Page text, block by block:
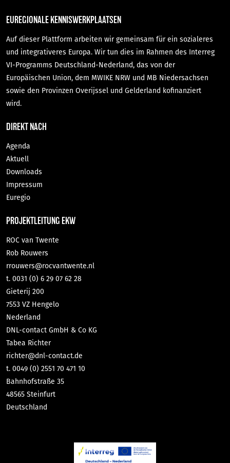
EUREGIONALE KENNISWERKPLAATSEN
Auf dieser Plattform arbeiten wir gemeinsam für ein sozialeres
und integrativeres Europa. Wir tun dies im Rahmen des Interreg
VI-Programms Deutschland-Nederland, das von der
Europäischen Union, dem MWIKE NRW und MB Niedersachsen
sowie den Provinzen Overijssel und Gelderland kofinanziert
wird.
DIREKT NACH
Agenda
Aktuell
Downloads
Impressum
Euregio
PROJEKTLEITUNG EKW
ROC van Twente
Rob Rouwers
rrouwers@rocvantwente.nl
t. 0031 (0) 6 29 07 62 28
Gieterij 200
7553 VZ Hengelo
Nederland
DNL-contact GmbH & Co KG
Tabea Richter
richter@dnl-contact.de
t. 0049 (0) 2551 70 471 10
Bahnhofstraße 35
48565 Steinfurt
Deutschland